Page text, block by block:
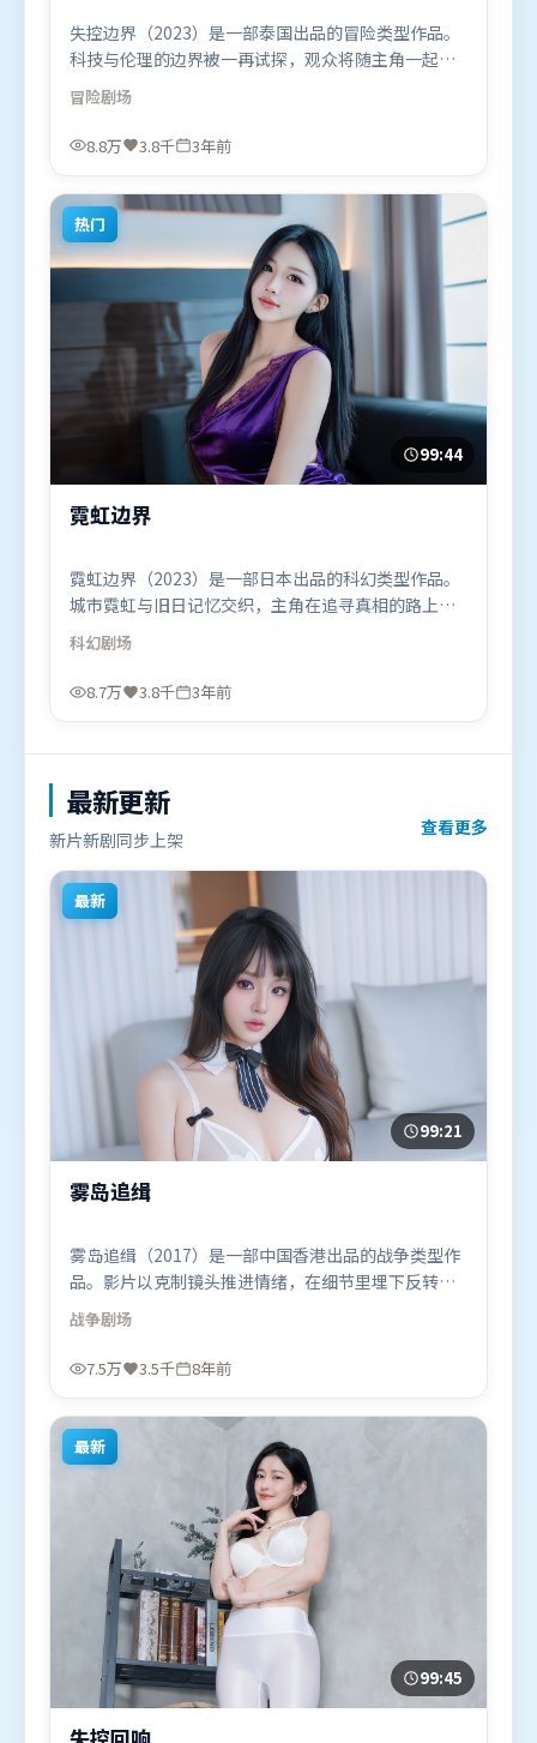
失控边界（2023）是一部泰国出品的冒险类型作品。
科技与伦理的边界被一再试探，观众将随主角一起经
历道德震荡。人物关系网复杂却不凌乱，每场对手戏
都推动信息增量。由郭帆执导，刘德华、周冬雨、艾
米莉·布朗特，马东锡、河正宇等联袂出演。影片于
欢冒险题材的观众观看。
冒险剧场
8.8万 3.8千 3年前
热门
99:44
霓虹边界
霓虹边界（2023）是一部日本出品的科幻类型作品。
城市霓虹与旧日记忆交织，主角在追寻真相的路上不
断付出代价。高潮段落信息密度高，情绪释放与主题
回扣同时完成。由吕克·贝松执导，奥卡菲娜、汤
唯、雷佳音，河正宇、黄渤等联袂出演。影片于2023
科幻剧场
8.7万 3.8千 3年前
最新更新
新片新剧同步上架
查看更多
最新
99:21
雾岛追缉
雾岛追缉（2017）是一部中国香港出品的战争类型作
品。影片以克制镜头推进情绪，在细节里埋下反转，
直至最后一刻才揭开谜底。群像刻画各有弧光，配角
亦承担叙事推进功能。由朴赞郁执导，周冬雨、易烊
千玺、黄政民，基里安·墨菲、朱一龙、河正宇等联
地区首映上线，适合喜欢战争题材的观众观看。
战争剧场
7.5万 3.5千 8年前
最新
99:45